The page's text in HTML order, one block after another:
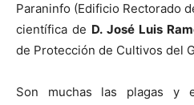
Paraninfo (Edificio Rectorado
científica de D. José Luis
de Protección de Cultivos del
Son muchas las plagas y